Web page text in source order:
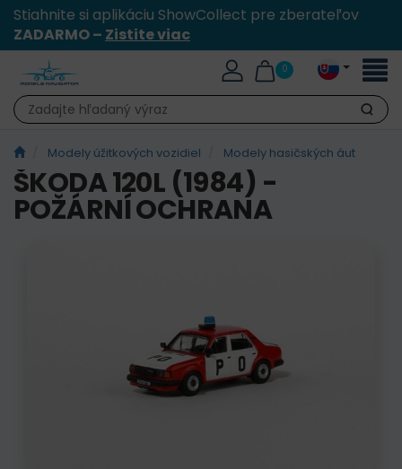
Stiahnite si aplikáciu ShowCollect pre zberateľov
ZADARMO – Zistite viac
0
Hľadať
Modely úžitkových vozidiel Modely hasičských áut
ŠKODA 120L (1984) -
POŽÁRNÍ OCHRANA